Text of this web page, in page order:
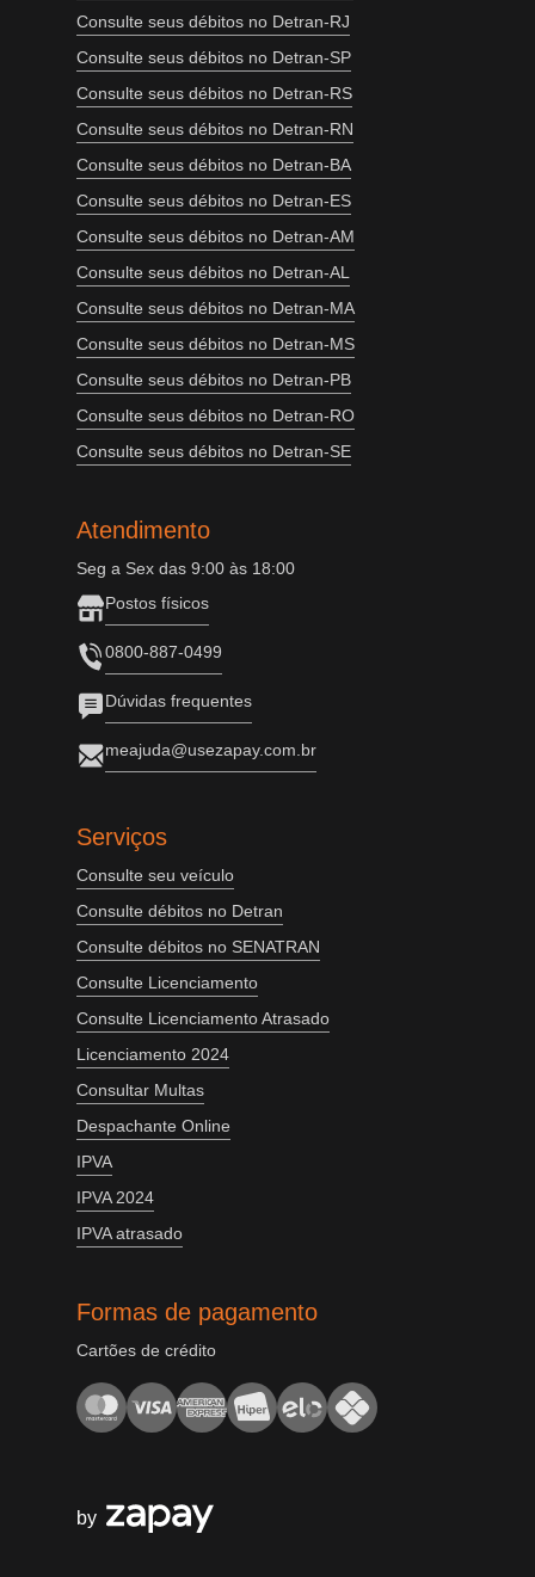
Consulte seus débitos no Detran-RJ
Consulte seus débitos no Detran-SP
Consulte seus débitos no Detran-RS
Consulte seus débitos no Detran-RN
Consulte seus débitos no Detran-BA
Consulte seus débitos no Detran-ES
Consulte seus débitos no Detran-AM
Consulte seus débitos no Detran-AL
Consulte seus débitos no Detran-MA
Consulte seus débitos no Detran-MS
Consulte seus débitos no Detran-PB
Consulte seus débitos no Detran-RO
Consulte seus débitos no Detran-SE
Atendimento
Seg a Sex das 9:00 às 18:00
Postos físicos
0800-887-0499
Dúvidas frequentes
meajuda@usezapay.com.br
Serviços
Consulte seu veículo
Consulte débitos no Detran
Consulte débitos no SENATRAN
Consulte Licenciamento
Consulte Licenciamento Atrasado
Licenciamento 2024
Consultar Multas
Despachante Online
IPVA
IPVA 2024
IPVA atrasado
Formas de pagamento
Cartões de crédito
by